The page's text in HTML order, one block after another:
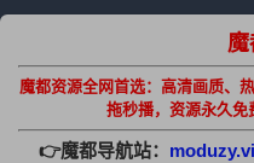
魔
魔都资源全网首选：高清画质、
拖秒播，资源永久免
👉魔都导航站：